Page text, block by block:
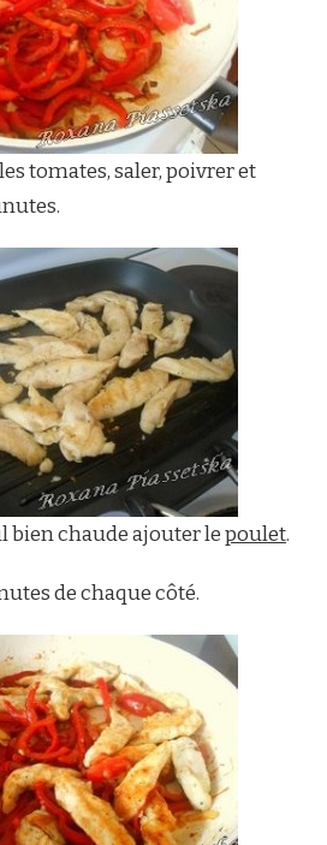
tomates, saler, poivrer et
bien chaude ajouter lepoulet.
de chaque côté.